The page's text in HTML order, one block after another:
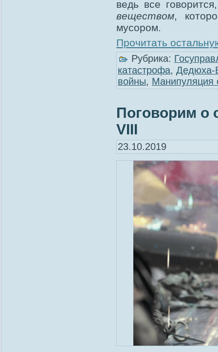
ведь все
веществом,
мусором.
Прочитать
Рубрика:
катастрофа, Дедюха-
войны, Манипуляция
Поговорим о
VIII
23.10.2019